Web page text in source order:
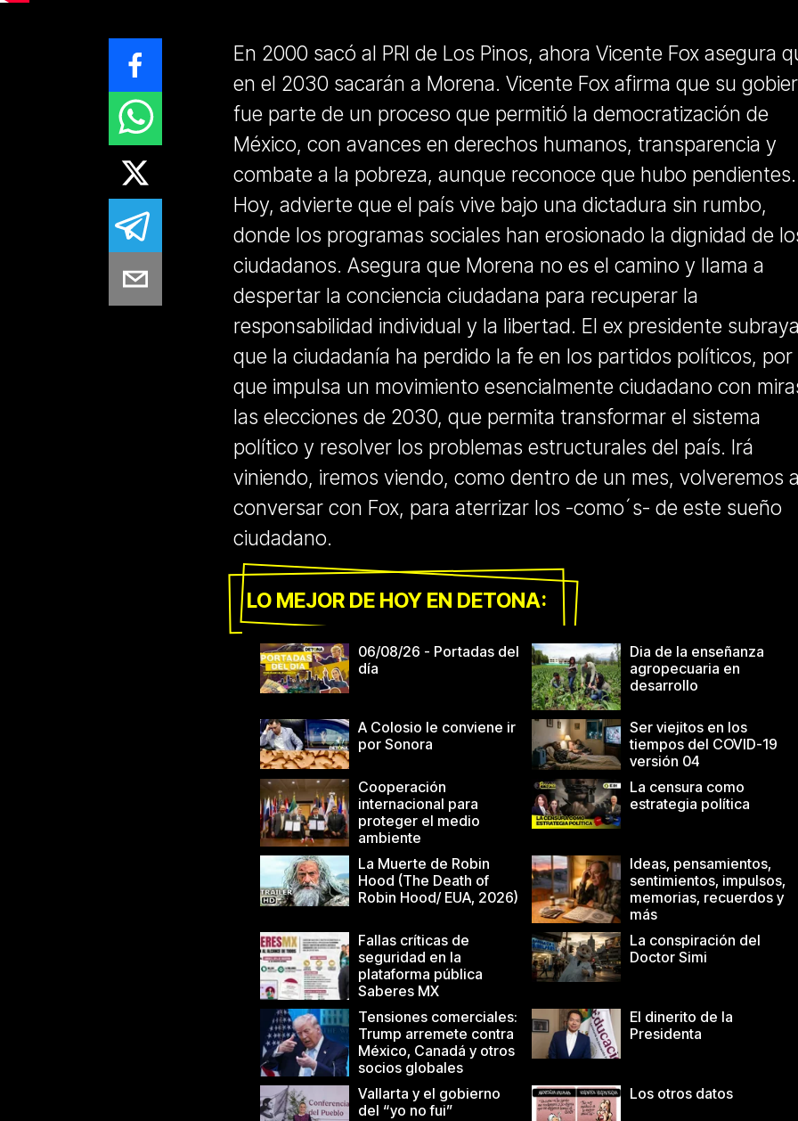
En 2000 sacó al PRI de Los Pinos, ahora Vicente Fox asegura
en el 2030 sacarán a Morena. Vicente Fox afirma que su
fue parte de un proceso que permitió la democratización de
México, con avances en derechos humanos, transparencia y
combate a la pobreza, aunque reconoce que hubo pendientes.
Hoy, advierte que el país vive bajo una dictadura sin rumbo,
donde los programas sociales han erosionado la dignidad de
ciudadanos. Asegura que Morena no es el camino y llama a
despertar la conciencia ciudadana para recuperar la
responsabilidad individual y la libertad. El ex presidente subraya
que la ciudadanía ha perdido la fe en los partidos políticos, por
que impulsa un movimiento esencialmente ciudadano con
las elecciones de 2030, que permita transformar el sistema
político y resolver los problemas estructurales del país. Irá
viniendo, iremos viendo, como dentro de un mes, volveremos a
conversar con Fox, para aterrizar los -como´s- de este sueño
ciudadano.
LO MEJOR DE HOY EN DETONA:
06/08/26 - Portadas del
día
Dia de la enseñanza
agropecuaria en
desarrollo
A Colosio le conviene ir
por Sonora
Ser viejitos en los
tiempos del COVID-19
versión 04
Cooperación
internacional para
proteger el medio
ambiente
La censura como
estrategia política
La Muerte de Robin
Hood (The Death of
Robin Hood/ EUA, 2026)
Ideas, pensamientos,
sentimientos, impulsos,
memorias, recuerdos y
más
Fallas críticas de
seguridad en la
plataforma pública
Saberes MX
La conspiración del
Doctor Simi
Tensiones comerciales:
Trump arremete contra
México, Canadá y otros
socios globales
El dinerito de la
Presidenta
Vallarta y el gobierno
del “yo no fui”
Los otros datos